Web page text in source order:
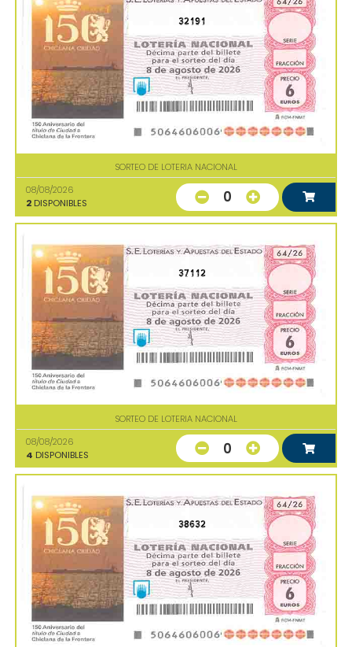
32191
SORTEO DE LOTERIA NACIONAL
08/08/2026
2 DISPONIBLES 0
37112
SORTEO DE LOTERIA NACIONAL
08/08/2026
4 DISPONIBLES 0
38632